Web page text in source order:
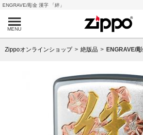
ENGRAVE/彫金 漢字 「絆」
MENU
Zippoオンラインショップ 絶版品 ENGRAVE/彫